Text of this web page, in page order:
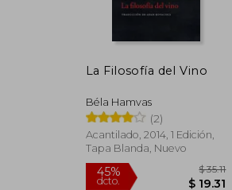
45%
dcto.
La Filosofía del Vino
Béla Hamvas
(2)
Acantilado, 2014, 1 Edición,
Tapa Blanda, Nuevo